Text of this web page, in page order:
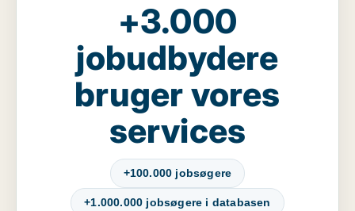
+3.000
jobudbydere
bruger vores
services
+100.000 jobsøgere
+1.000.000 jobsøgere i databasen